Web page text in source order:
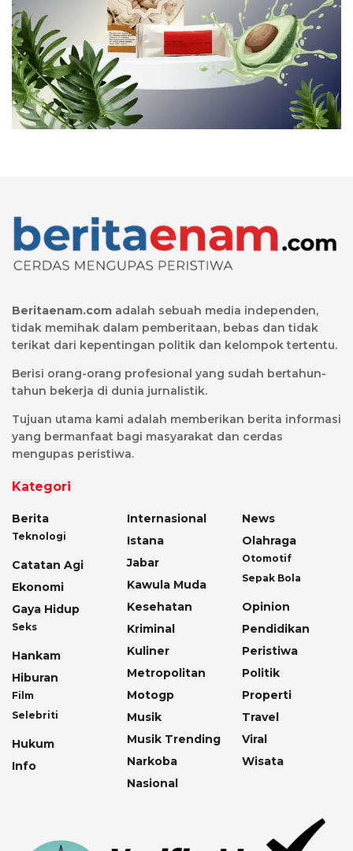
Beritaenam.com adalah sebuah media independen,
tidak memihak dalam pemberitaan, bebas dan tidak
terikat dari kepentingan politik dan kelompok tertentu.
Berisi orang-orang profesional yang sudah bertahun-
tahun bekerja di dunia jurnalistik.
Tujuan utama kami adalah memberikan berita informasi
yang bermanfaat bagi masyarakat dan cerdas
mengupas peristiwa.
Kategori
Berita
Teknologi
Catatan Agi
Ekonomi
Gaya Hidup
Seks
Hankam
Hiburan
Film
Selebriti
Hukum
Info
Internasional
Istana
Jabar
Kawula Muda
Kesehatan
Kriminal
Kuliner
Metropolitan
Motogp
Musik
Musik Trending
Narkoba
Nasional
News
Olahraga
Otomotif
Sepak Bola
Opinion
Pendidikan
Peristiwa
Politik
Properti
Travel
Viral
Wisata